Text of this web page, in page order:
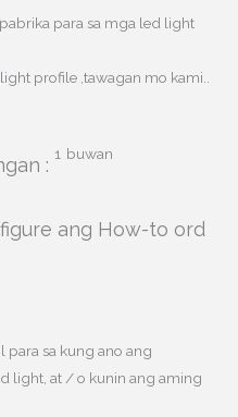
para sa mga led light
profile ,tawagan mo kami..
: 1 buwan
ang How-to ord
para sa kung ano ang
light, at / o kunin ang aming